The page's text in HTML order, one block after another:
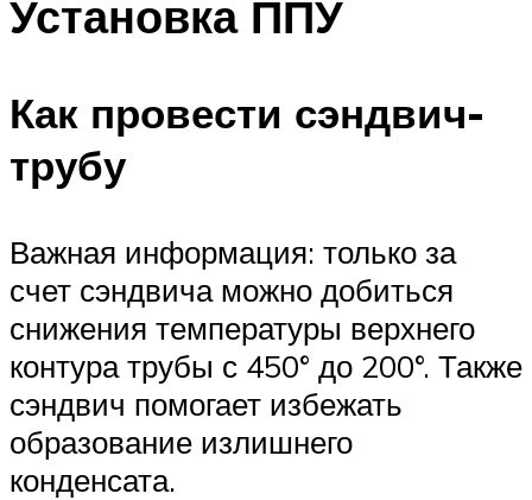
Установка ППУ
Как провести сэндвич-
трубу
Важная информация: только за
счет сэндвича можно добиться
снижения температуры верхнего
контура трубы с 450° до 200°. Также
сэндвич помогает избежать
образование излишнего
конденсата.